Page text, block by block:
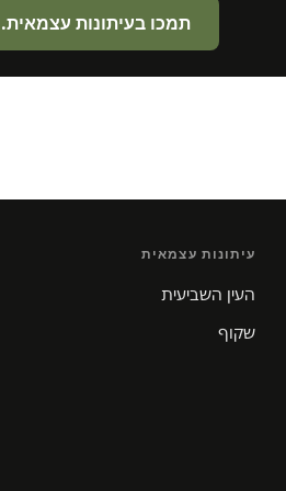
תמכו בעיתונות
עיתונות עצמאית
העין השביעית
שקוף